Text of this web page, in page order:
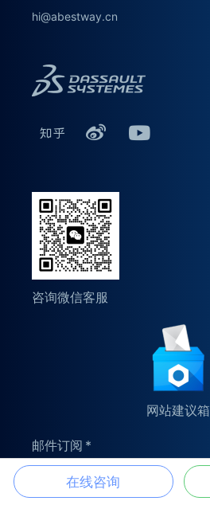
hi@abestway.cn
咨询微信客服
网站建议箱
邮件订阅
在线咨询